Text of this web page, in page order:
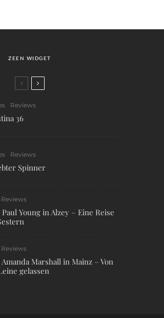
ZEEN WIDGET
Reviews
36
Reviews
Spinner
Reviews
Paul Young in Alzey – Eine Reise
Reviews
Amanda Marshall in Mainz – Von
gelassen